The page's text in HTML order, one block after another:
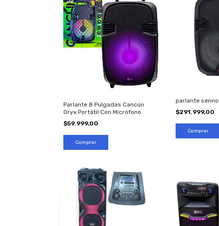
Parlante 8 Pulgadas Cancún
Oryx Portátil Con Micrófono
$59.999,00
parlante
$291.999,00